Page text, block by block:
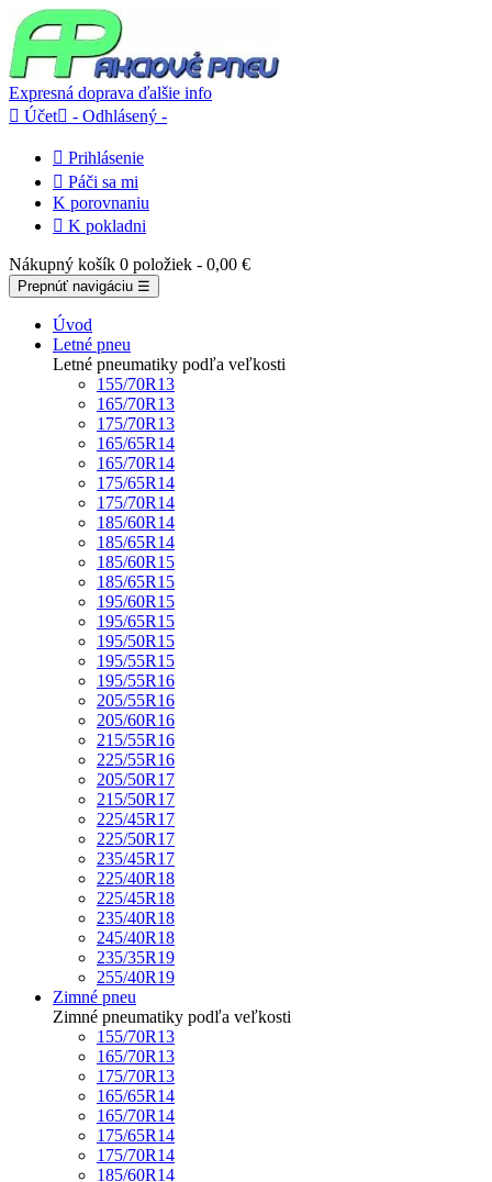
Expresná doprava ďalšie info
 Účet - Odhlásený -
 Prihlásenie
 Páči sa mi
K porovnaniu
 K pokladni
Nákupný košík 0 položiek - 0,00 €
Prepnúť navigáciu ☰
Úvod
Letné pneu
Letné pneumatiky podľa veľkosti
155/70R13
165/70R13
175/70R13
165/65R14
165/70R14
175/65R14
175/70R14
185/60R14
185/65R14
185/60R15
185/65R15
195/60R15
195/65R15
195/50R15
195/55R15
195/55R16
205/55R16
205/60R16
215/55R16
225/55R16
205/50R17
215/50R17
225/45R17
225/50R17
235/45R17
225/40R18
225/45R18
235/40R18
245/40R18
235/35R19
255/40R19
Zimné pneu
Zimné pneumatiky podľa veľkosti
155/70R13
165/70R13
175/70R13
165/65R14
165/70R14
175/65R14
175/70R14
185/60R14